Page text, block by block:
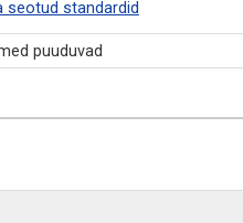
seotud standardid
puuduvad